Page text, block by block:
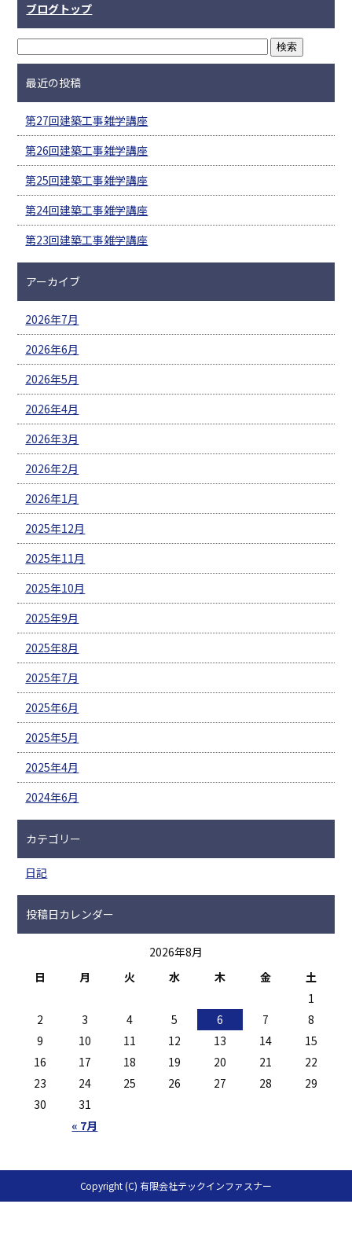
ブログトップ
最近の投稿
第27回建築工事雑学講座
第26回建築工事雑学講座
第25回建築工事雑学講座
第24回建築工事雑学講座
第23回建築工事雑学講座
アーカイブ
2026年7月
2026年6月
2026年5月
2026年4月
2026年3月
2026年2月
2026年1月
2025年12月
2025年11月
2025年10月
2025年9月
2025年8月
2025年7月
2025年6月
2025年5月
2025年4月
2024年6月
カテゴリー
日記
投稿日カレンダー
2026年8月
日
月 火 水 木 金 土
« 7月
1
2
3 4 5 6 7
8
9
10 11 12 13 14
15
16
17 18 19 20 21
22
23
24 25 26 27 28
29
30
31
Copyright (C) 有限会社テックインファスナー